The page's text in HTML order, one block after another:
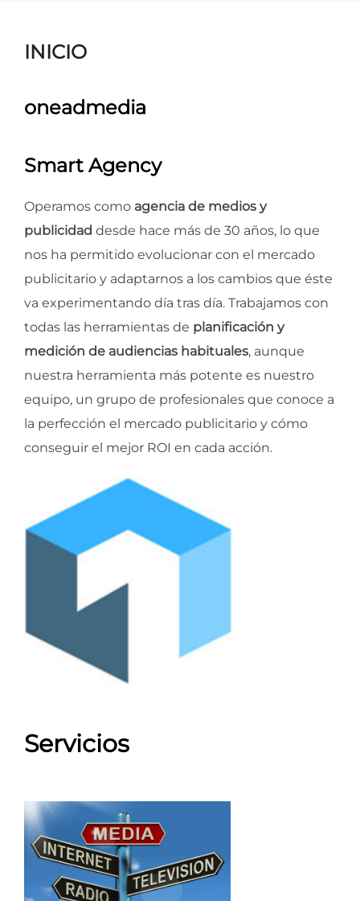
INICIO
oneadmedia
Smart Agency
Operamos como agencia de medios y
publicidad desde hace más de 30 años, lo que
nos ha permitido evolucionar con el mercado
publicitario y adaptarnos a los cambios que éste
va experimentando día tras día. Trabajamos con
todas las herramientas de planificación y
medición de audiencias habituales, aunque
nuestra herramienta más potente es nuestro
equipo, un grupo de profesionales que conoce a
la perfección el mercado publicitario y cómo
conseguir el mejor ROI en cada acción.
Servicios